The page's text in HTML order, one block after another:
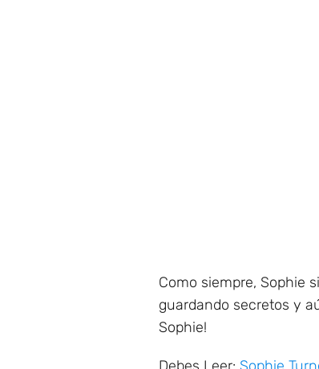
Como siempre, Sophie
guardando secretos y
Sophie!